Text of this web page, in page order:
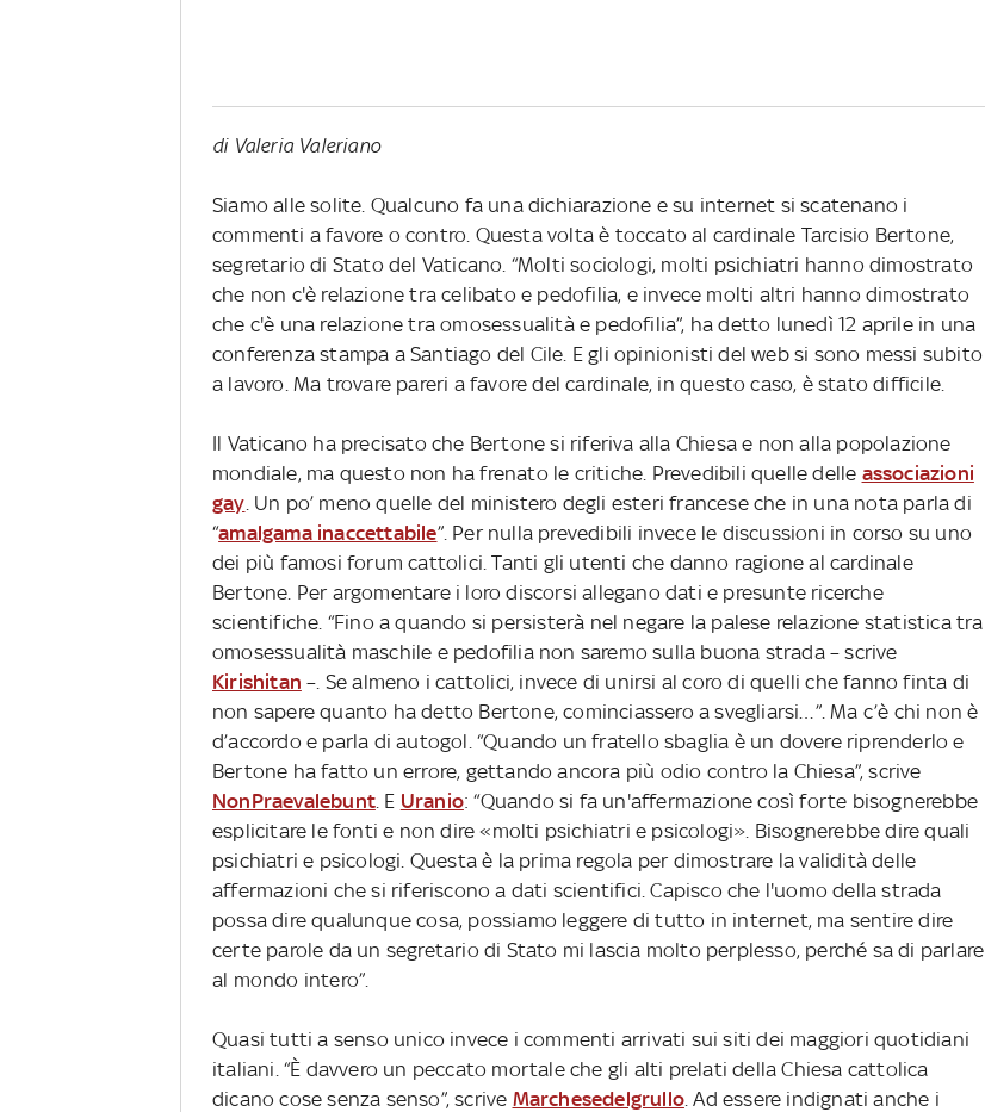
di Valeria Valeriano
Siamo alle solite. Qualcuno fa una dichiarazione e su internet si scatenano i
commenti a favore o contro. Questa volta è toccato al cardinale Tarcisio Bertone,
segretario di Stato del Vaticano. “Molti sociologi, molti psichiatri hanno dimostrato
che non c'è relazione tra celibato e pedofilia, e invece molti altri hanno dimostrato
che c'è una relazione tra omosessualità e pedofilia”, ha detto lunedì 12 aprile in una
conferenza stampa a Santiago del Cile. E gli opinionisti del web si sono messi subito
a lavoro. Ma trovare pareri a favore del cardinale, in questo caso, è stato difficile.
Il Vaticano ha precisato che Bertone si riferiva alla Chiesa e non alla popolazione
mondiale, ma questo non ha frenato le critiche. Prevedibili quelle delle associazioni
gay . Un po’ meno quelle del ministero degli esteri francese che in una nota parla di
“amalgama inaccettabile”. Per nulla prevedibili invece le discussioni in corso su uno
dei più famosi forum cattolici. Tanti gli utenti che danno ragione al cardinale
Bertone. Per argomentare i loro discorsi allegano dati e presunte ricerche
scientifiche. “Fino a quando si persisterà nel negare la palese relazione statistica tra
omosessualità maschile e pedofilia non saremo sulla buona strada – scrive
Kirishitan –. Se almeno i cattolici, invece di unirsi al coro di quelli che fanno finta di
non sapere quanto ha detto Bertone, cominciassero a svegliarsi…”. Ma c’è chi non è
d’accordo e parla di autogol. “Quando un fratello sbaglia è un dovere riprenderlo e
Bertone ha fatto un errore, gettando ancora più odio contro la Chiesa”, scrive
NonPraevalebunt. E Uranio: “Quando si fa un'affermazione così forte bisognerebbe
esplicitare le fonti e non dire «molti psichiatri e psicologi». Bisognerebbe dire quali
psichiatri e psicologi. Questa è la prima regola per dimostrare la validità delle
affermazioni che si riferiscono a dati scientifici. Capisco che l'uomo della strada
possa dire qualunque cosa, possiamo leggere di tutto in internet, ma sentire dire
certe parole da un segretario di Stato mi lascia molto perplesso, perché sa di parlare
al mondo intero”.
Quasi tutti a senso unico invece i commenti arrivati sui siti dei maggiori quotidiani
italiani. “È davvero un peccato mortale che gli alti prelati della Chiesa cattolica
dicano cose senza senso”, scrive Marchesedelgrullo. Ad essere indignati anche i